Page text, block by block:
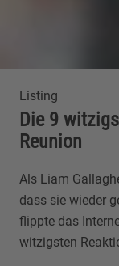
Listing
Die 9
Reunion
Als Liam
dass sie wieder
flippte das
witzigsten